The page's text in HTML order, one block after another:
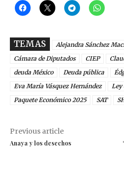
TEMAS
Alejandra Sánchez
Cámara de Diputados
CIEP
deuda México
Deuda pública
Eva María Vásquez Hernández
Ley
Paquete Económico 2025
SAT
Previous article
Anaya y los desechos